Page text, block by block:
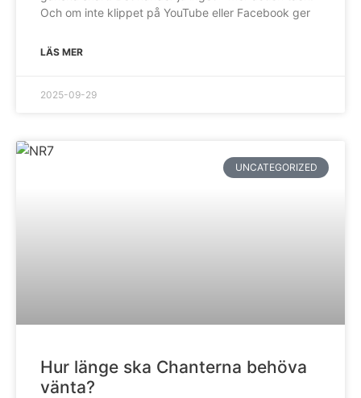
Och om inte klippet på YouTube eller Facebook ger
LÄS MER
2025-09-29
UNCATEGORIZED
Hur länge ska Chanterna behöva
vänta?